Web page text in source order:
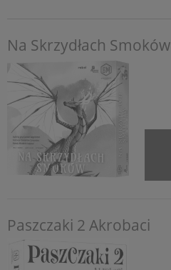
Na Skrzydłach Smoków
Paszczaki 2 Akrobaci